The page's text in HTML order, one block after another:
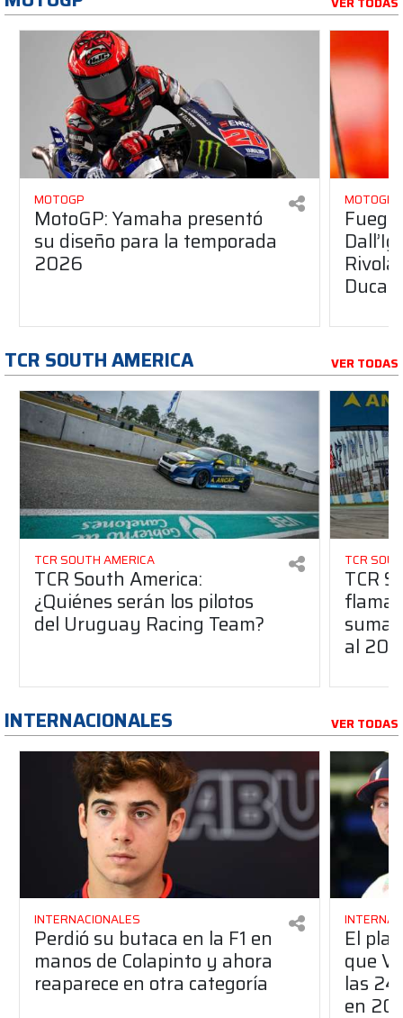
MOTOGP
MotoGP: Yamaha presentó
su diseño para la temporada
2026
MOTOGP
Ducati
TCR SOUTH AMERICA VER TODAS
TCR SOUTH AMERICA
TCR South America:
¿Quiénes serán los pilotos
del Uruguay Racing Team?
TCR
TCR
suma
al
INTERNACIONALES VER TODAS
INTERNACIONALES
Perdió su butaca en la F1 en
manos de Colapinto y ahora
reaparece en otra categoría
El
que
las
en